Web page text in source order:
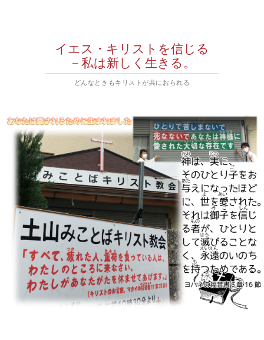
イエス・キリストを信じる
－私は新しく生きる。
どんなときもキリストが共におられる